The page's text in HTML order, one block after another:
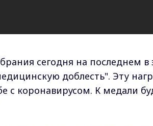
сегодня на последнем в
доблесть". Эту
с коронавирусом. К медали